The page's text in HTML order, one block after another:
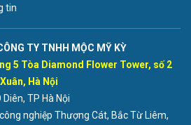
tin
TY TNHH MỘC MỸ KỲ
5 Tòa Diamond Flower Tower, số 2
Hà Nội
Diên, TP Hà Nội
nghiệp Thượng Cát, Bắc Từ Liêm,